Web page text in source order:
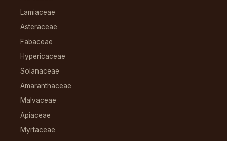
Lamiaceae
Asteraceae
Fabaceae
Hypericaceae
Solanaceae
Amaranthaceae
Malvaceae
Apiaceae
Myrtaceae